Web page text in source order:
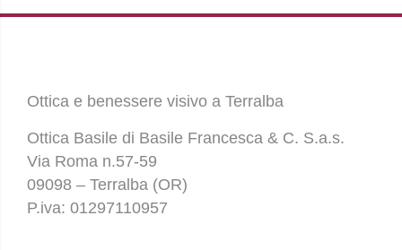
Ottica e benessere visivo a Terralba
Ottica Basile di Basile Francesca & C. S.a.s.
Via Roma n.57-59
09098 – Terralba (OR)
P.iva: 01297110957